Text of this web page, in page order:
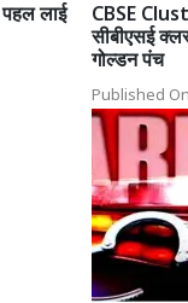
लाई
CBSE
सीबीएसई
गोल्डन पंच
Published